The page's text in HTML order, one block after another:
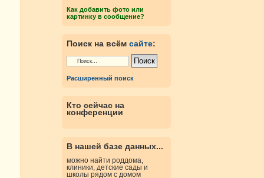
Как добавить фото или
картинку в сообщение?
Поиск на всём сайте:
Расширенный поиск
Кто сейчас на
конференции
В нашей базе данных...
можно найти роддома,
клиники, детские сады и
школы рядом с домом